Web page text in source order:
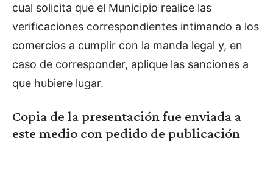
cual solicita que el Municipio realice las
verificaciones correspondientes intimando a los
comercios a cumplir con la manda legal y, en
caso de corresponder, aplique las sanciones a
que hubiere lugar.
Copia de la presentación fue enviada a
este medio con pedido de publicación